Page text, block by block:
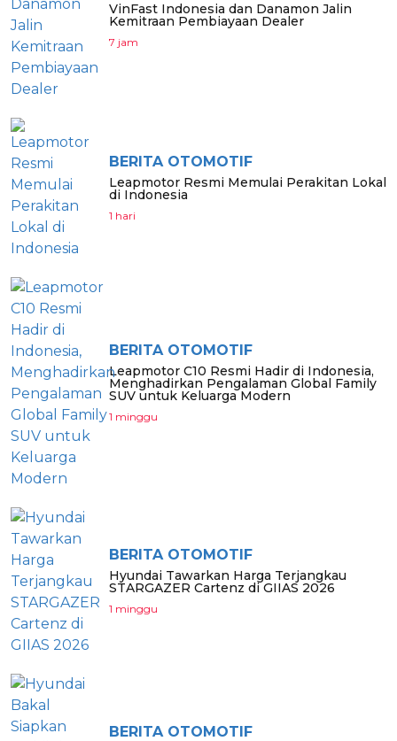
VinFast Indonesia dan Danamon Jalin
Kemitraan Pembiayaan Dealer
7 jam
BERITA OTOMOTIF
Leapmotor Resmi Memulai Perakitan Lokal
di Indonesia
1 hari
BERITA OTOMOTIF
Leapmotor C10 Resmi Hadir di Indonesia,
Menghadirkan Pengalaman Global Family
SUV untuk Keluarga Modern
1 minggu
BERITA OTOMOTIF
Hyundai Tawarkan Harga Terjangkau
STARGAZER Cartenz di GIIAS 2026
1 minggu
BERITA OTOMOTIF